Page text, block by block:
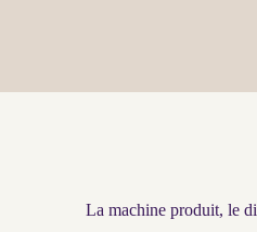
La machine produit, le